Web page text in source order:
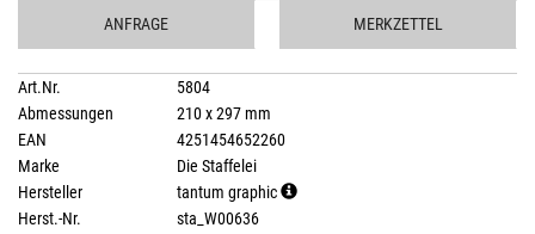
ANFRAGE MERKZETTEL
Art.Nr.
5804
Abmessungen
210 x 297 mm
EAN
4251454652260
Marke
Die Staffelei
Hersteller
tantum graphic
Herst.-Nr.
sta_W00636